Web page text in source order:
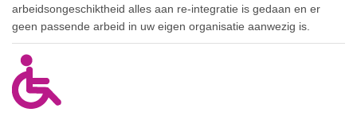
arbeidsongeschiktheid alles aan re-integratie is gedaan en er
geen passende arbeid in uw eigen organisatie aanwezig is.